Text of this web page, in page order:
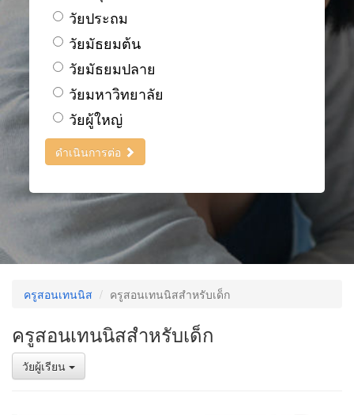
วัยประถม
วัยมัธยมต้น
วัยมัธยมปลาย
วัยมหาวิทยาลัย
วัยผู้ใหญ่
ดำเนินการต่อ
ครูสอนเทนนิส ครูสอนเทนนิสสำหรับเด็ก
ครูสอนเทนนิสสำหรับเด็ก
วัยผู้เรียน